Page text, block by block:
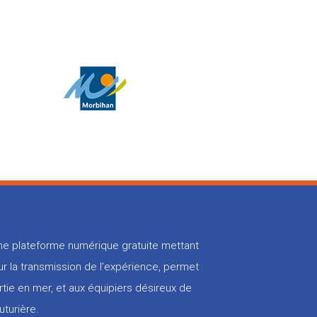
plateforme numérique gratuite mettant
la transmission de l’expérience, permet
en mer, et aux équipiers désireux de